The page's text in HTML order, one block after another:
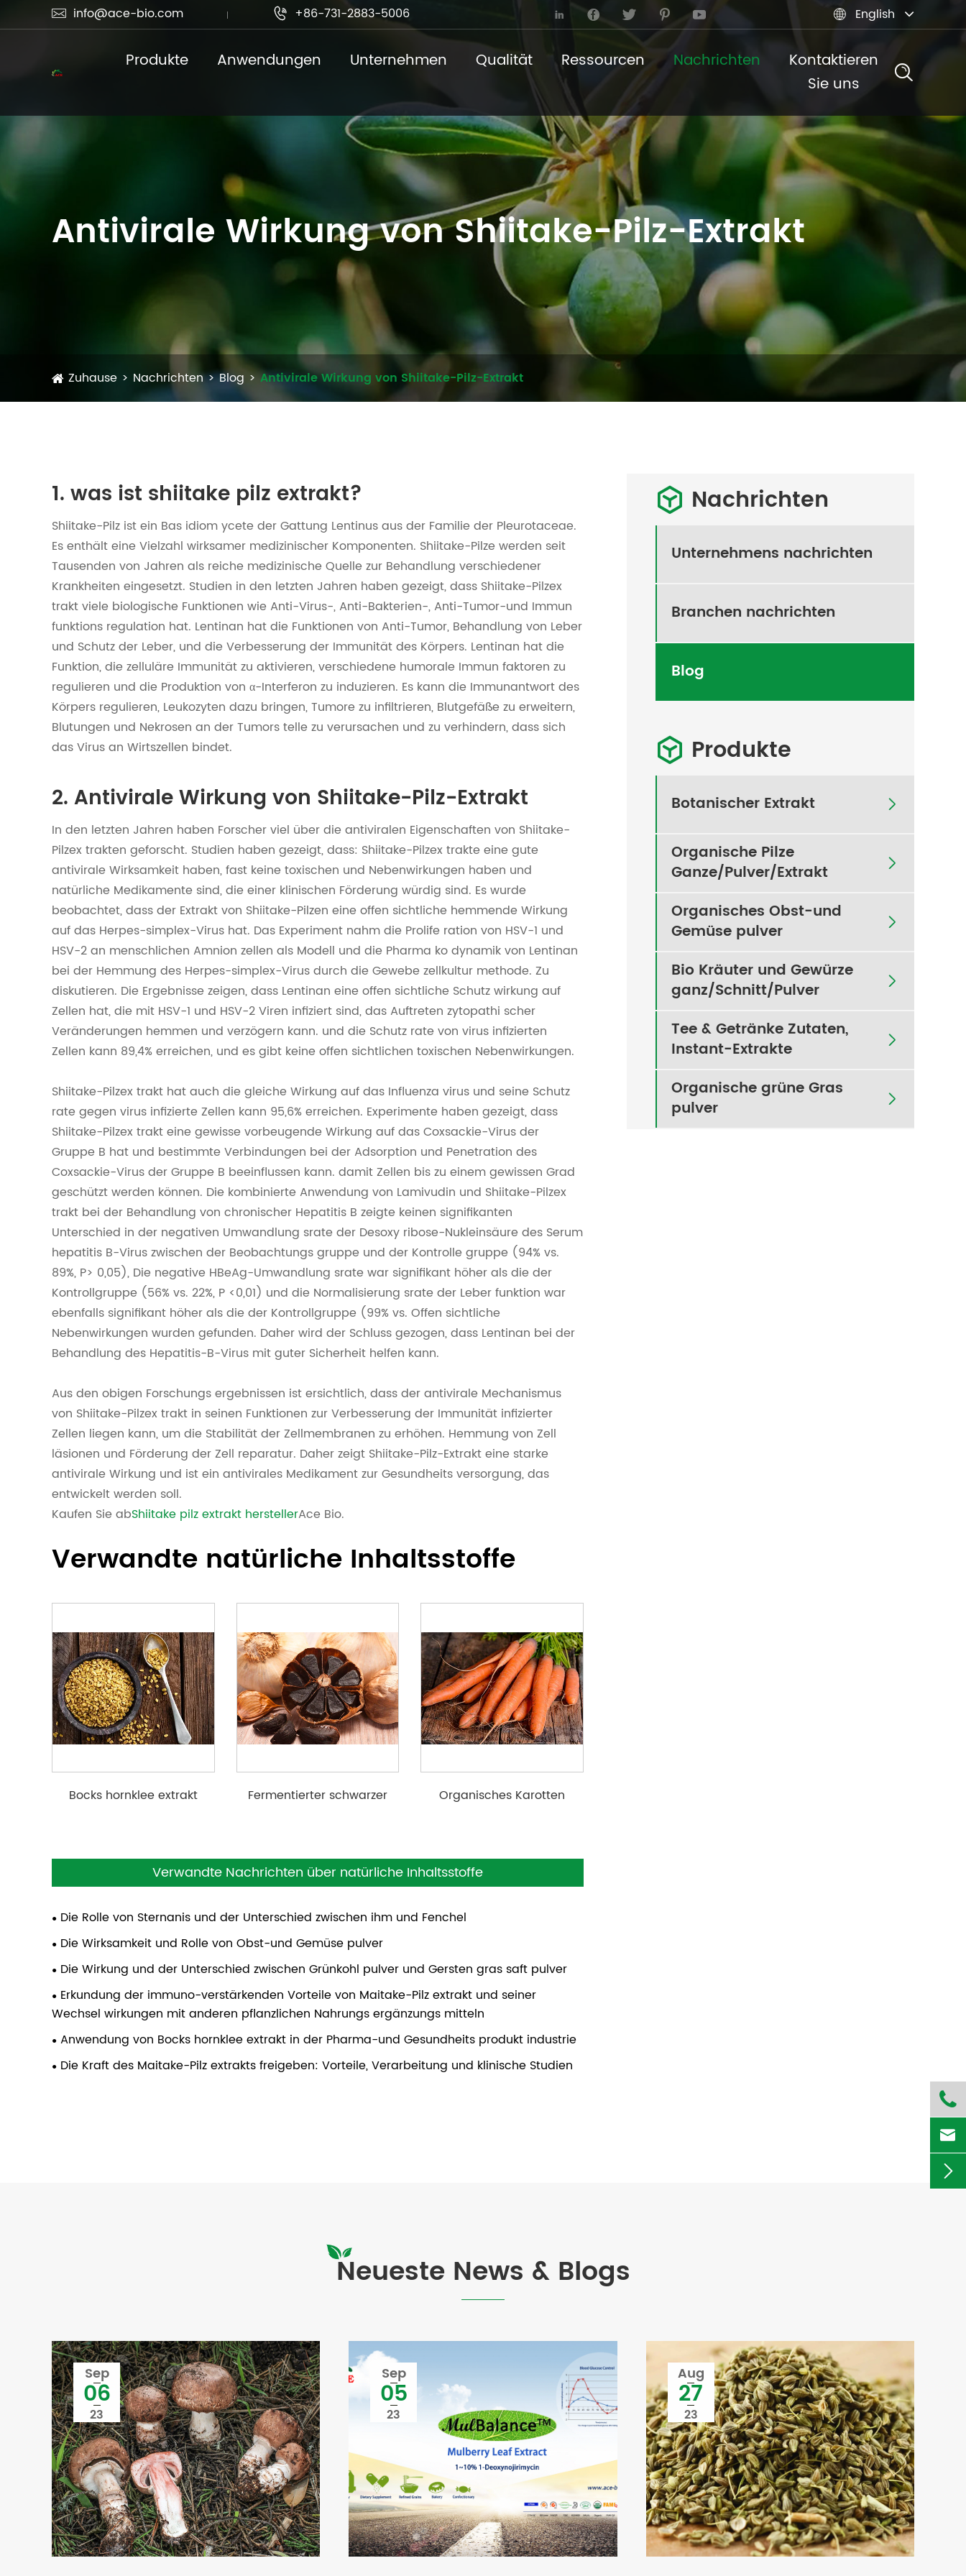
 info@ace-bio.com  +86-731-2883-5006       English
Produkte Anwendungen Unternehmen Qualität Ressourcen Nachrichten
Kontaktieren
Sie uns
Antivirale Wirkung von Shiitake-Pilz-Extrakt
Zuhause Nachrichten Blog Antivirale Wirkung von Shiitake-Pilz-Extrakt
1. was ist shiitake pilz extrakt?
Shiitake-Pilz ist ein Bas idiom ycete der Gattung Lentinus aus der Familie der Pleurotaceae.
Es enthält eine Vielzahl wirksamer medizinischer Komponenten. Shiitake-Pilze werden seit
Tausenden von Jahren als reiche medizinische Quelle zur Behandlung verschiedener
Krankheiten eingesetzt. Studien in den letzten Jahren haben gezeigt, dass Shiitake-Pilzex
trakt viele biologische Funktionen wie Anti-Virus-, Anti-Bakterien-, Anti-Tumor-und Immun
funktions regulation hat. Lentinan hat die Funktionen von Anti-Tumor, Behandlung von Leber
und Schutz der Leber, und die Verbesserung der Immunität des Körpers. Lentinan hat die
Funktion, die zelluläre Immunität zu aktivieren, verschiedene humorale Immun faktoren zu
regulieren und die Produktion von α-Interferon zu induzieren. Es kann die Immunantwort des
Körpers regulieren, Leukozyten dazu bringen, Tumore zu infiltrieren, Blutgefäße zu erweitern,
Blutungen und Nekrosen an der Tumors telle zu verursachen und zu verhindern, dass sich
das Virus an Wirtszellen bindet.
2. Antivirale Wirkung von Shiitake-Pilz-Extrakt
In den letzten Jahren haben Forscher viel über die antiviralen Eigenschaften von Shiitake-
Pilzex trakten geforscht. Studien haben gezeigt, dass: Shiitake-Pilzex trakte eine gute
antivirale Wirksamkeit haben, fast keine toxischen und Nebenwirkungen haben und
natürliche Medikamente sind, die einer klinischen Förderung würdig sind. Es wurde
beobachtet, dass der Extrakt von Shiitake-Pilzen eine offen sichtliche hemmende Wirkung
auf das Herpes-simplex-Virus hat. Das Experiment nahm die Prolife ration von HSV-1 und
HSV-2 an menschlichen Amnion zellen als Modell und die Pharma ko dynamik von Lentinan
bei der Hemmung des Herpes-simplex-Virus durch die Gewebe zellkultur methode. Zu
diskutieren. Die Ergebnisse zeigen, dass Lentinan eine offen sichtliche Schutz wirkung auf
Zellen hat, die mit HSV-1 und HSV-2 Viren infiziert sind, das Auftreten zytopathi scher
Veränderungen hemmen und verzögern kann. und die Schutz rate von virus infizierten
Zellen kann 89,4% erreichen, und es gibt keine offen sichtlichen toxischen Nebenwirkungen.
Shiitake-Pilzex trakt hat auch die gleiche Wirkung auf das Influenza virus und seine Schutz
rate gegen virus infizierte Zellen kann 95,6% erreichen. Experimente haben gezeigt, dass
Shiitake-Pilzex trakt eine gewisse vorbeugende Wirkung auf das Coxsackie-Virus der
Gruppe B hat und bestimmte Verbindungen bei der Adsorption und Penetration des
Coxsackie-Virus der Gruppe B beeinflussen kann. damit Zellen bis zu einem gewissen Grad
geschützt werden können. Die kombinierte Anwendung von Lamivudin und Shiitake-Pilzex
trakt bei der Behandlung von chronischer Hepatitis B zeigte keinen signifikanten
Unterschied in der negativen Umwandlung srate der Desoxy ribose-Nukleinsäure des Serum
hepatitis B-Virus zwischen der Beobachtungs gruppe und der Kontrolle gruppe (94% vs.
89%, P> 0,05), Die negative HBeAg-Umwandlung srate war signifikant höher als die der
Kontrollgruppe (56% vs. 22%, P <0,01) und die Normalisierung srate der Leber funktion war
ebenfalls signifikant höher als die der Kontrollgruppe (99% vs. Offen sichtliche
Nebenwirkungen wurden gefunden. Daher wird der Schluss gezogen, dass Lentinan bei der
Behandlung des Hepatitis-B-Virus mit guter Sicherheit helfen kann.
Aus den obigen Forschungs ergebnissen ist ersichtlich, dass der antivirale Mechanismus
von Shiitake-Pilzex trakt in seinen Funktionen zur Verbesserung der Immunität infizierter
Zellen liegen kann, um die Stabilität der Zellmembranen zu erhöhen. Hemmung von Zell
läsionen und Förderung der Zell reparatur. Daher zeigt Shiitake-Pilz-Extrakt eine starke
antivirale Wirkung und ist ein antivirales Medikament zur Gesundheits versorgung, das
entwickelt werden soll.
Kaufen Sie abShiitake pilz extrakt herstellerAce Bio.
Verwandte natürliche Inhaltsstoffe
Bocks hornklee extrakt
Fermentierter schwarzer
Organisches Karotten
Verwandte Nachrichten über natürliche Inhaltsstoffe
Die Rolle von Sternanis und der Unterschied zwischen ihm und Fenchel
Die Wirksamkeit und Rolle von Obst-und Gemüse pulver
Die Wirkung und der Unterschied zwischen Grünkohl pulver und Gersten gras saft pulver
Erkundung der immuno-verstärkenden Vorteile von Maitake-Pilz extrakt und seiner
Wechsel wirkungen mit anderen pflanzlichen Nahrungs ergänzungs mitteln
Anwendung von Bocks hornklee extrakt in der Pharma-und Gesundheits produkt industrie
Die Kraft des Maitake-Pilz extrakts freigeben: Vorteile, Verarbeitung und klinische Studien
 Nachrichten
Unternehmens nachrichten
Branchen nachrichten
Blog
 Produkte
Botanischer Extrakt 
Organische Pilze
Ganze/Pulver/Extrakt

Organisches Obst-und
Gemüse pulver

Bio Kräuter und Gewürze
ganz/Schnitt/Pulver

Tee & Getränke Zutaten,
Instant-Extrakte

Organische grüne Gras
pulver

Neueste News & Blogs
Sep
06
23
Sep
05
23
Aug
27
23


